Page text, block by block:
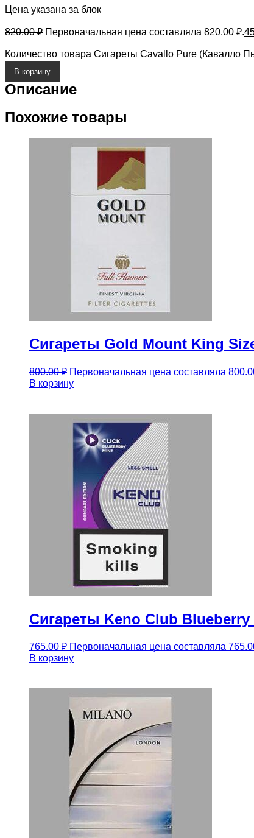
Цена указана за блок
820.00₽ Первоначальная цена составляла 820.00 ₽.
Количество товара Сигареты Cavallo Pure (Кавалло
В корзину
Описание
Похожие товары
Сигареты Gold Mount King
800.00₽ Первоначальная цена составляла
В корзину
Сигареты Keno Club
765.00₽ Первоначальная цена составляла
В корзину